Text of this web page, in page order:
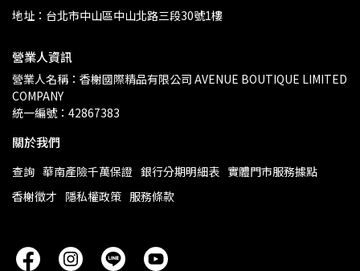
地址：台北市中山區中山北路三段30號1樓
營業人資訊
營業人名稱：香榭國際精品有限公司 AVENUE BOUTIQUE LIMITED
COMPANY
統一編號：42867383
關於我們
查詢 華南產險千萬保證 銀行分期明細表 實體門市服務據點
香榭徵才 隱私權政策 服務條款